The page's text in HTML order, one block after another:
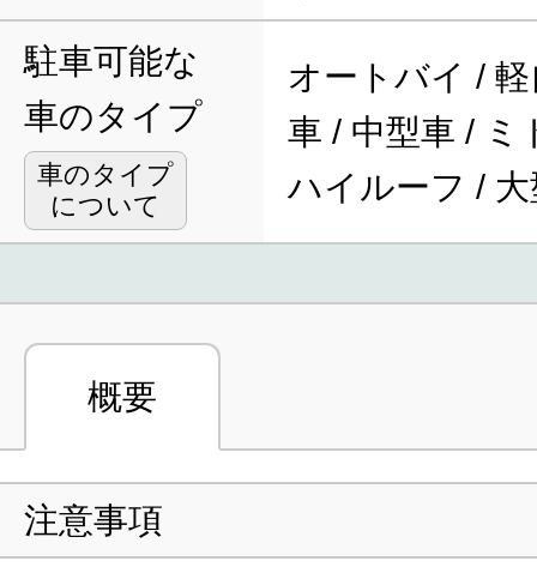
駐車可能な
車のタイプ
車のタイプ
について
オートバイ /
車 / 中型車 / ミ
ハイルーフ /
概要
注意事項